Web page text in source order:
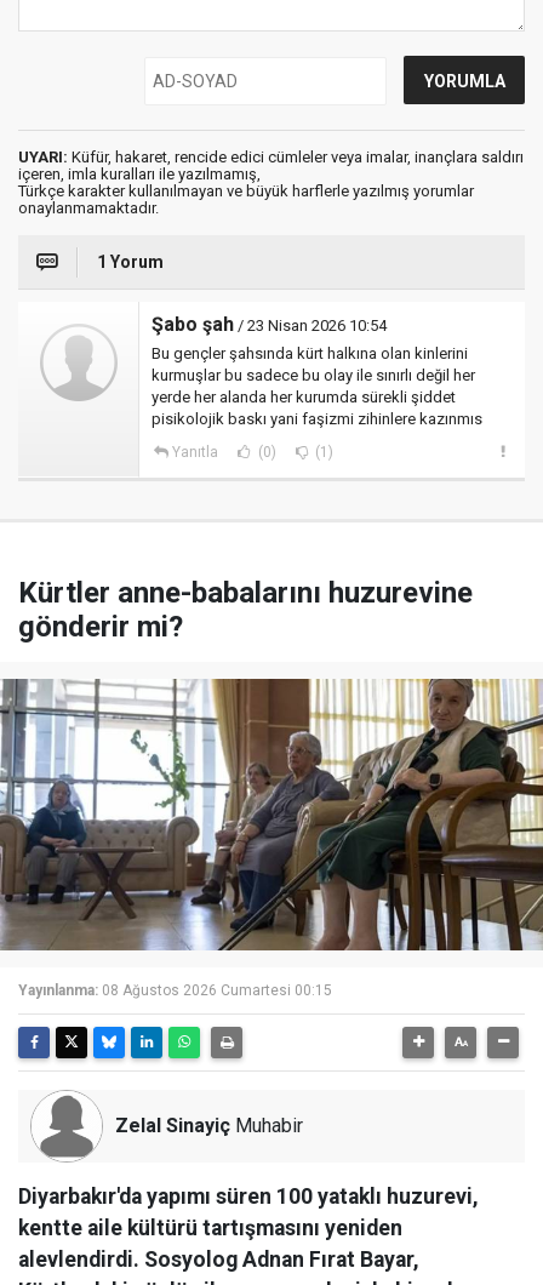
UYARI: Küfür, hakaret, rencide edici cümleler veya imalar, inançlara saldırı
içeren, imla kuralları ile yazılmamış,
Türkçe karakter kullanılmayan ve büyük harflerle yazılmış yorumlar
onaylanmamaktadır.
1 Yorum
Şabo şah / 23 Nisan 2026 10:54
Bu gençler şahsında kürt halkına olan kinlerini
kurmuşlar bu sadece bu olay ile sınırlı değil her
yerde her alanda her kurumda sürekli şiddet
pisikolojik baskı yani faşizmi zihinlere kazınmıs
Yanıtla (0) (1)
Kürtler anne-babalarını huzurevine
gönderir mi?
Yayınlanma: 08 Ağustos 2026 Cumartesi 00:15
Zelal Sinayiç Muhabir
Diyarbakır'da yapımı süren 100 yataklı huzurevi,
kentte aile kültürü tartışmasını yeniden
alevlendirdi. Sosyolog Adnan Fırat Bayar,